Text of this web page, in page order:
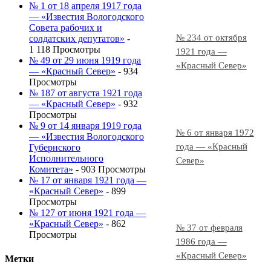
№ 234 от октября
1921 года —
«Красный Север»
№ 6 от января 1972
года — «Красный
Север»
№ 37 от февраля
1986 года —
«Красный Север»
№ 1 от 18 апреля 1917 года
— «Известия Вологодского
Совета рабочих и
солдатских депутатов» -
1 118 Просмотры
№ 49 от 29 июня 1919 года
— «Красный Север» - 934
Просмотры
№ 187 от августа 1921 года
— «Красный Север» - 932
Просмотры
№ 9 от 14 января 1919 года
— «Известия Вологодского
Губернского
Исполнительного
Комитета» - 903 Просмотры
№ 17 от января 1921 года —
«Красный Север» - 899
Просмотры
№ 127 от июня 1921 года —
«Красный Север» - 862
Просмотры
Метки